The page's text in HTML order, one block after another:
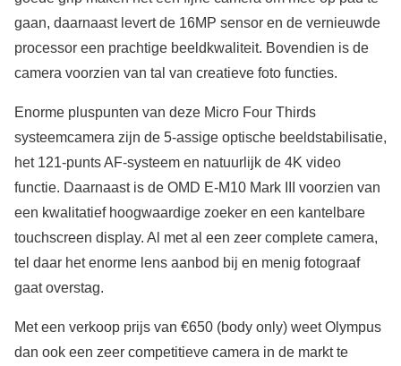
gaan, daarnaast levert de 16MP sensor en de vernieuwde
processor een prachtige beeldkwaliteit. Bovendien is de
camera voorzien van tal van creatieve foto functies.
Enorme pluspunten van deze Micro Four Thirds
systeemcamera zijn de 5-assige optische beeldstabilisatie,
het 121-punts AF-systeem en natuurlijk de 4K video
functie. Daarnaast is de OMD E-M10 Mark III voorzien van
een kwalitatief hoogwaardige zoeker en een kantelbare
touchscreen display. Al met al een zeer complete camera,
tel daar het enorme lens aanbod bij en menig fotograaf
gaat overstag.
Met een verkoop prijs van €650 (body only) weet Olympus
dan ook een zeer competitieve camera in de markt te